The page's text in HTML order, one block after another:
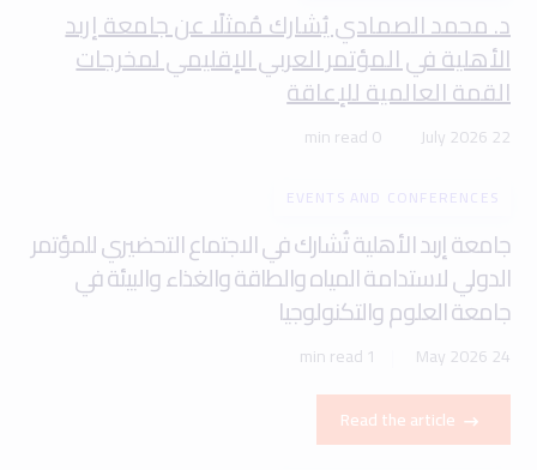
د. محمد الصمادي يُشارك مُمثلًا عن جامعة إربد
الأهلية في المؤتمر العربي الإقليمي لمخرجات
القمة العالمية للإعاقة
22 July 2026
0 min read
EVENTS AND CONFERENCES
جامعة إربد الأهلية تُشارك في الاجتماع التحضيري للمؤتمر
الدولي لاستدامة المياه والطاقة والغذاء والبيئة في
جامعة العلوم والتكنولوجيا
24 May 2026
1 min read
Read the article